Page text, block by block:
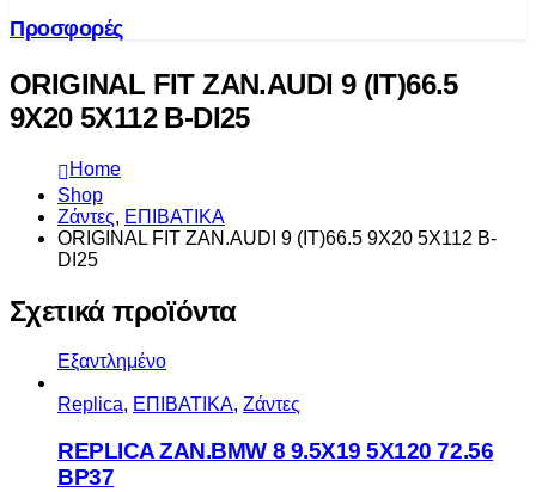
Προσφορές
ORIGINAL FIT ZAN.AUDI 9 (IT)66.5
9X20 5X112 B-DI25
Home
Shop
Ζάντες, ΕΠΙΒΑΤΙΚΑ
ORIGINAL FIT ZAN.AUDI 9 (IT)66.5 9X20 5X112 B-
DI25
Σχετικά προϊόντα
Εξαντλημένο
Replica, ΕΠΙΒΑΤΙΚΑ, Ζάντες
REPLICA ZAN.BMW 8 9.5X19 5X120 72.56
BP37